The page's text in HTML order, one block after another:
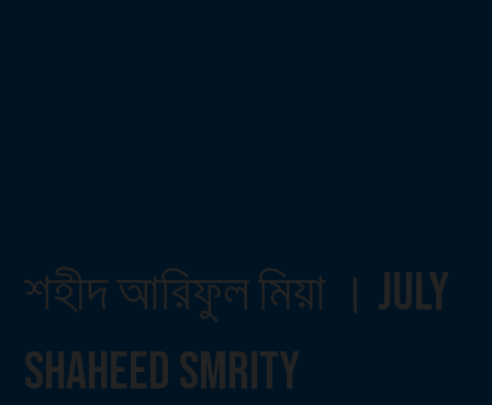
শহীদ আরিফুল মিয়া । July
Shaheed Smrity